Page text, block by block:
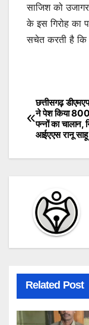
साजिश को
के इस गिरोह का
सचेत करती है कि
Post
छत्तीसगढ़
ने पेश किया
पन्नों का चालान,
आईएएस रानू
Related Post